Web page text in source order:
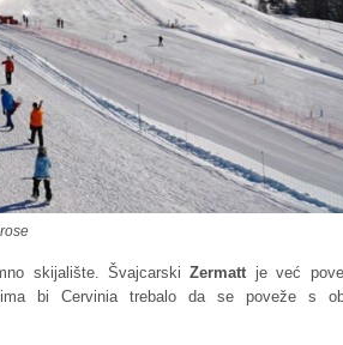
skijalište. ŠvajcarskiZermattje već
bi Cervinia trebalo da se poveže s